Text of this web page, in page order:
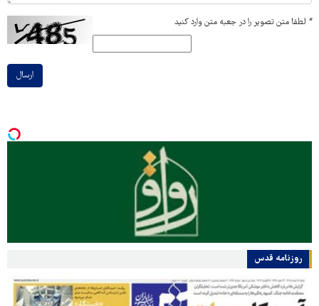
* لطفا متن تصویر را در جعبه متن وارد کنید
ارسال
روزنامه قدس